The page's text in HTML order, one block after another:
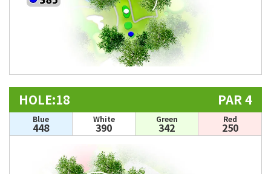
HOLE:18 PAR 4
Blue
448
White
390
Green
342
Red
250